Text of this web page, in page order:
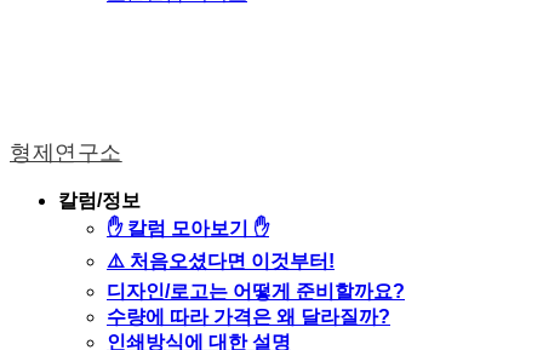
형제연구소
칼럼/정보
✋ 칼럼 모아보기 ✋
⚠️ 처음오셨다면 이것부터!
디자인/로고는 어떻게 준비할까요?
수량에 따라 가격은 왜 달라질까?
인쇄방식에 대한 설명